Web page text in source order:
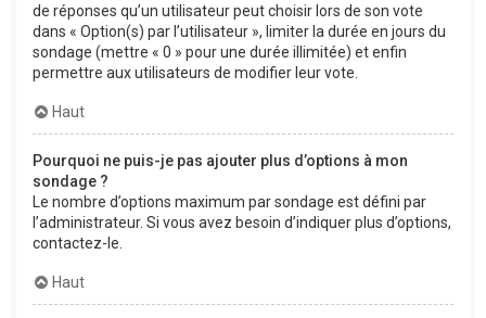
de réponses qu’un utilisateur peut choisir lors de son vote
dans « Option(s) par l’utilisateur », limiter la durée en jours du
sondage (mettre « 0 » pour une durée illimitée) et enfin
permettre aux utilisateurs de modifier leur vote.
Haut
Pourquoi ne puis-je pas ajouter plus d’options à mon
sondage ?
Le nombre d’options maximum par sondage est défini par
l’administrateur. Si vous avez besoin d’indiquer plus d’options,
contactez-le.
Haut